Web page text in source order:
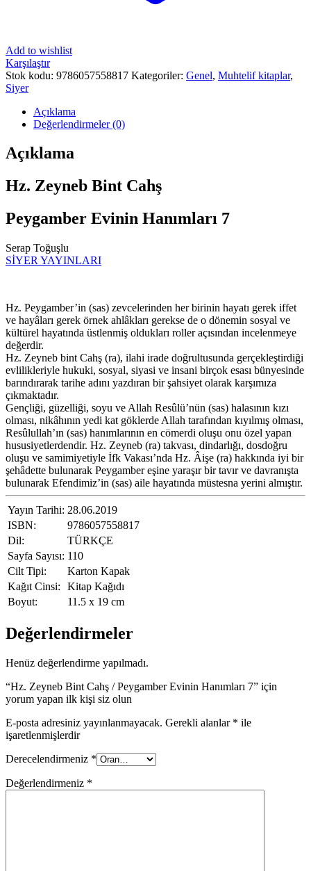
Add to wishlist
Karşılaştır
Stok kodu: 9786057558817 Kategoriler: Genel, Muhtelif kitaplar,
Siyer
Açıklama
Değerlendirmeler (0)
Açıklama
Hz. Zeyneb Bint Cahş
Peygamber Evinin Hanımları 7
Serap Toğuşlu
SİYER YAYINLARI
Hz. Peygamber’in (sas) zevcelerinden her birinin hayatı gerek iffet
ve hayâları gerek örnek ahlâkları gerekse de o dönemin sosyal ve
kültürel hayatında üstlenmiş oldukları roller açısından incelenmeye
değerdir.
Hz. Zeyneb bint Cahş (ra), ilahi irade doğrultusunda gerçekleştirdiği
evlilikleriyle hukuki, sosyal, siyasi ve insani birçok esası bünyesinde
barındırarak tarihe adını yazdıran bir şahsiyet olarak karşımıza
çıkmaktadır.
Gençliği, güzelliği, soyu ve Allah Resûlü’nün (sas) halasının kızı
olması, nikâhının yedi kat göklerde Allah tarafından kıyılmış olması,
Resûlullah’ın (sas) hanımlarının en cömerdi oluşu onu özel yapan
hususiyetlerdendir. Hz. Zeyneb (ra) takvası, dindarlığı, dosdoğru
oluşu ve samimiyetiyle İfk Vakası’nda Hz. Âişe (ra) hakkında iyi bir
şehâdette bulunarak Peygamber eşine yaraşır bir tavır ve davranışta
bulunarak Efendimiz’in (sas) aile hayatında müstesna yerini almıştır.
Yayın Tarihi: 28.06.2019
ISBN:
9786057558817
Dil:
TÜRKÇE
Sayfa Sayısı: 110
Cilt Tipi:
Karton Kapak
Kağıt Cinsi:
Kitap Kağıdı
Boyut:
11.5 x 19 cm
Değerlendirmeler
Henüz değerlendirme yapılmadı.
“Hz. Zeyneb Bint Cahş / Peygamber Evinin Hanımları 7” için
yorum yapan ilk kişi siz olun
E-posta adresiniz yayınlanmayacak. Gerekli alanlar * ile
işaretlenmişlerdir
Derecelendirmeniz *
Değerlendirmeniz *